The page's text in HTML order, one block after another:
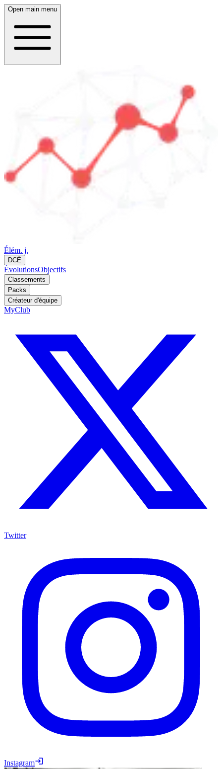
Open main menu
Élém. j.
DCÉ
ÉvolutionsObjectifs
Classements
Packs
Créateur d'équipe
MyClub
Twitter
Instagram